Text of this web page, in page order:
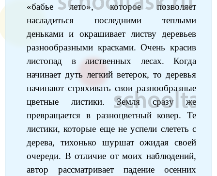
Литература
Музыка
Немецкий язык
Информатика
География
Информатика
Биология
Геометрия
Литература
География
История
Английский язык
Алгебра
Обществознание
Информатика
Биология
Технология
Английский язык
Алгебра
Русский язык
Химия
История
ОБЖ
География
«бабье лето», которое позволяет
насладиться последними теплыми
деньками и окрашивает листву деревьев
разнообразными красками. Очень красив
листопад в лиственных лесах. Когда
начинает дуть легкий ветерок, то деревья
начинают стряхивать свои разнообразные
цветные листики. Земля сразу же
превращается в разноцветный ковер. Те
листики, которые еще не успели слететь с
дерева, тихонько шуршат ожидая своей
очереди. В отличие от моих наблюдений,
автор рассматривает падение осенних